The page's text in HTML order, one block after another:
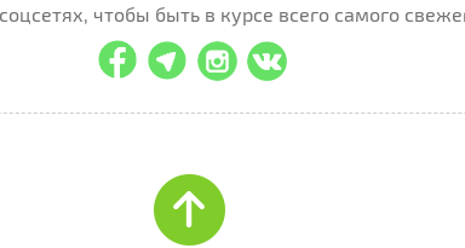
чтобы быть в курсе всего самого